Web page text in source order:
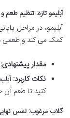
آبلیمو تازه: تنظیم
آبلیمو، در مراحل
کمک می کند و طعمی
مقدار پیشنهادی:
نکات کاربرد:
کنید تا طعم
گلاب مرغوب: لمس